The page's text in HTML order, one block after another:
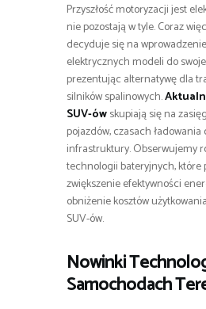
Przyszłość motoryzacji jest
nie pozostają w tyle. Coraz
decyduje się na
elektrycznych modeli do
prezentując alternatywę dla
silników spalinowych.
SUV-ówskupiają się na
pojazdów, czasach
infrastruktury. Obserwujemy
technologii bateryjnych, które
zwiększenie efektywności
obniżenie kosztów
SUV-ów.
Nowinki
Samochodach